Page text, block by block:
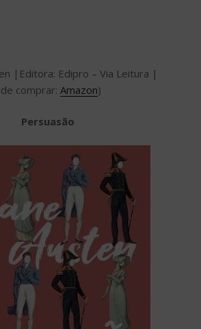
|Editora: Edipro – Via Leitura |
comprar: Amazon)
Persuasão